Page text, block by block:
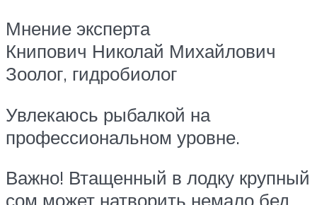
Мнение эксперта
Книпович Николай Михайлович
Зоолог, гидробиолог
Увлекаюсь рыбалкой на
профессиональном уровне.
Важно! Втащенный в лодку крупный
сом может натворить немало бед.